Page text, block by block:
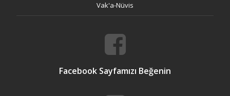
Vak'a-Nüvis
Facebook Sayfamızı Beğenin